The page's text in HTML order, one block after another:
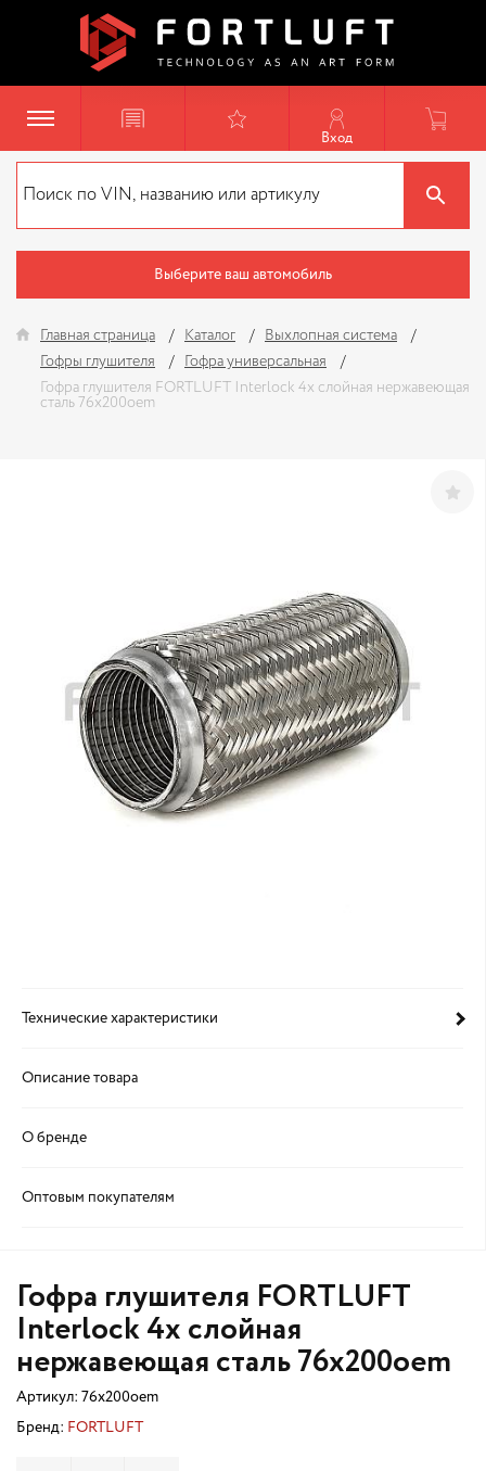
Вход
Выберите ваш автомобиль
Главная страница Каталог
Выхлопная система
Гофры глушителя
Гофра универсальная
Гофра глушителя FORTLUFT Interlock 4х слойная нержавеющая
сталь 76x200oem
Технические характеристики
Описание товара
О бренде
Оптовым покупателям
Гофра глушителя FORTLUFT
Interlock 4х слойная
нержавеющая сталь 76x200oem
Артикул: 76x200oem
Бренд: FORTLUFT